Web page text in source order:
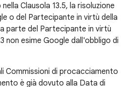
Clausola 13.5, la risoluzione
o del Partecipante in virtù della
parte del Partecipante in virtù
non esime Google dall'obbligo di
Commissioni di procacciamento
è già dovuto alla Data di